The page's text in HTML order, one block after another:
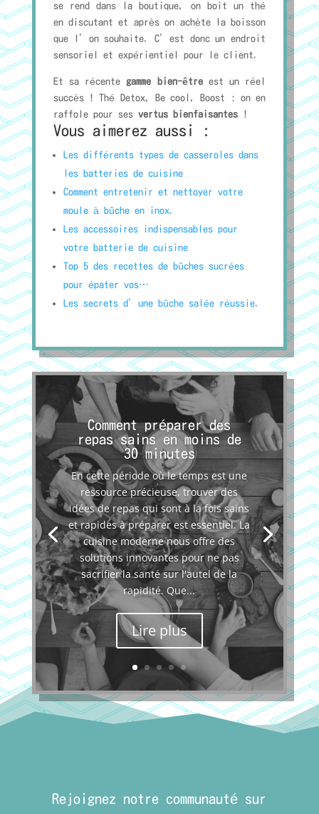
se rend dans la boutique, on boit un thé
en discutant et après on achète la boisson
que l’on souhaite. C’est donc un endroit
sensoriel et expérientiel pour le client.
Et sa récente gamme bien-êtreest un réel
succès ! Thé Detox, Be cool, Boost : on en
raffole pour sesvertus bienfaisantes!
Vous aimerez aussi :
Les différents types de casseroles dans
les batteries de cuisine
Comment entretenir et nettoyer votre
moule à bûche en inox.
Les accessoires indispensables pour
votre batterie de cuisine
Top 5 des recettes de bûches sucrées
pour épater vos…
Les secrets d’une bûche salée réussie.
Comment préparer des
repas sains en moins de
30 minutes
En cette période où le temps est une
ressource précieuse, trouver des
idées de repas qui sont à la fois sains
et rapides à préparer est essentiel. La
cuisine moderne nous offre des
solutions innovantes pour ne pas
sacrifier la santé sur l'autel de la
rapidité. Que...
Lire plus
Rejoignez notre communauté sur